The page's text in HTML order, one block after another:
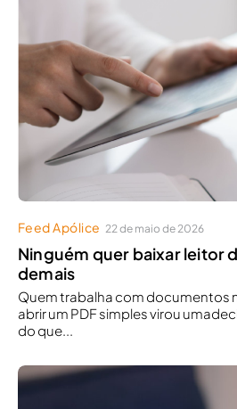
Feed Apólice 22 de maio de 2026
Ninguém quer baixar leitor
demais
Quem trabalha com documentos
abrir um PDF simples virou
do que...